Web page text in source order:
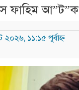
ফাহিম আ”ট”ক
২০২৬, ১১:১৫ পূর্বাহ্ন